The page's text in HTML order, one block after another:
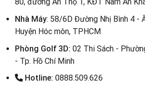
80, đường An Thọ 1, KĐT Nam An
Nhà Máy: 58/6D Đường Nhị Bình 4 -
Huyện Hóc môn, TPHCM
Phòng Golf 3D:02 Thi Sách -
- Tp. Hồ Chí Minh
Hotline: 0888.509.626